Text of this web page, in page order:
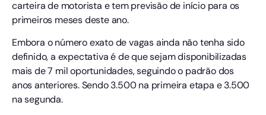
carteira de motorista e tem previsão de início para os
primeiros meses deste ano.
Embora o número exato de vagas ainda não tenha sido
definido, a expectativa é de que sejam disponibilizadas
mais de 7 mil oportunidades, seguindo o padrão dos
anos anteriores. Sendo 3.500 na primeira etapa e 3.500
na segunda.